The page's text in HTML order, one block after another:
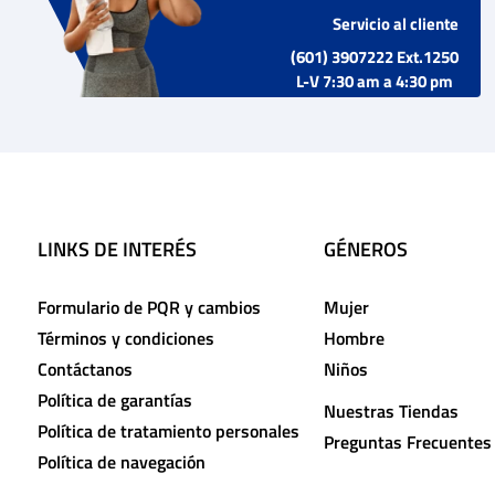
Servicio al cliente
(601) 3907222 Ext.1250
L-V 7:30 am a 4:30 pm
LINKS DE INTERÉS
Formulario de PQR y cambios
Términos y condiciones
Contáctanos
Política de garantías
Política de tratamiento personales
Política de navegación
GÉNEROS
Mujer
Hombre
Niños
Nuestras Tiendas
Preguntas Frecuentes